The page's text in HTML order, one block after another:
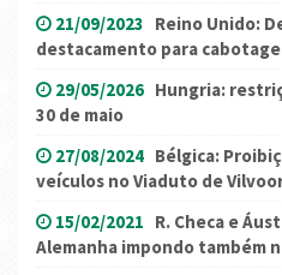
21/09/2023 Reino Unido:
destacamento para
29/05/2026 Hungria:
30 de maio
27/08/2024 Bélgica:
veículos no Viaduto de
15/02/2021 R. Checa e
Alemanha impondo também